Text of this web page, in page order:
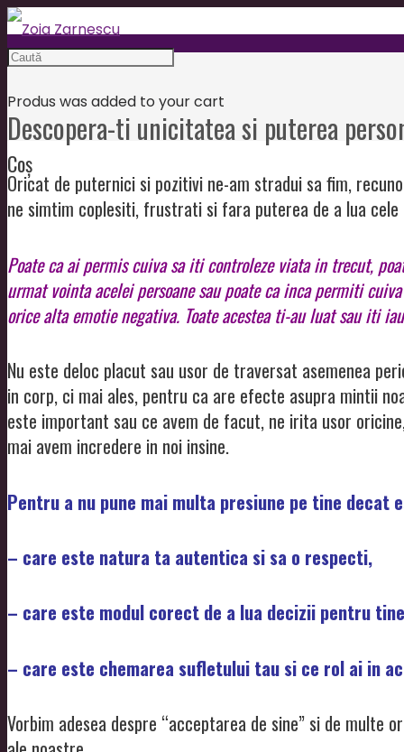
Produs was added to your cart
Coș
Descopera-ti unicitatea si puterea
Oricat de puternici si pozitivi ne-am stradui sa fim,
ne simtim coplesiti, frustrati si fara puterea de a lua cele
Poate ca ai permis cuiva sa iti controleze viata in trecut,
urmat vointa acelei persoane sau poate ca inca permiti
orice alta emotie negativa. Toate acestea ti-au luat sau iti
Nu este deloc placut sau usor de traversat asemenea
in corp, ci mai ales, pentru ca are efecte asupra mintii
este important sau ce avem de facut, ne irita usor
mai avem incredere in noi insine.
Pentru a nu pune mai multa presiune pe tine decat
– care este natura ta autentica si sa o respecti,
– care este modul corect de a lua decizii pentru
– care este chemarea sufletului tau si ce rol ai in
Vorbim adesea despre “acceptarea de sine” si de multe